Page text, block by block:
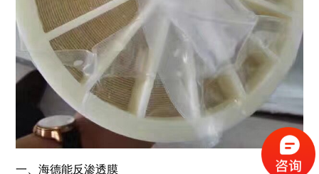
一、海德能反渗透膜